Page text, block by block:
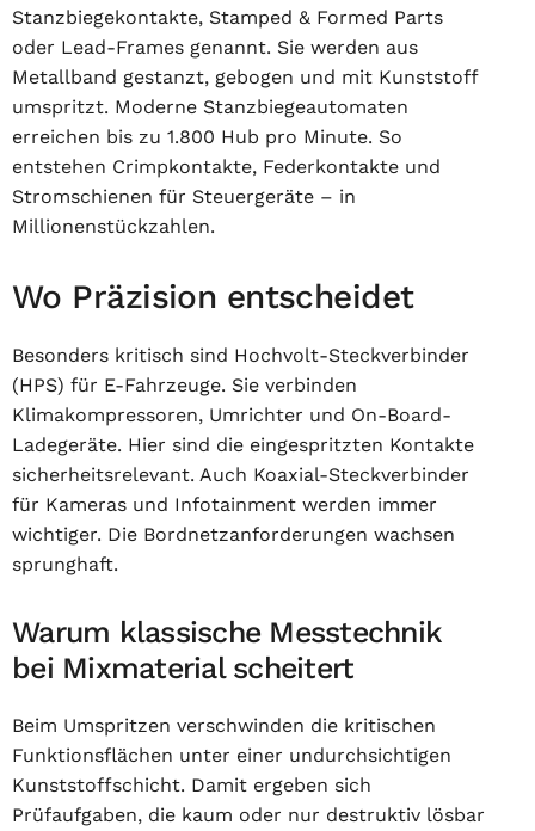
Stanzbiegekontakte, Stamped & Formed Parts
oder Lead-Frames genannt. Sie werden aus
Metallband gestanzt, gebogen und mit Kunststoff
umspritzt. Moderne Stanzbiegeautomaten
erreichen bis zu 1.800 Hub pro Minute. So
entstehen Crimpkontakte, Federkontakte und
Stromschienen für Steuergeräte – in
Millionenstückzahlen.
Wo Präzision entscheidet
Besonders kritisch sind Hochvolt-Steckverbinder
(HPS) für E-Fahrzeuge. Sie verbinden
Klimakompressoren, Umrichter und On-Board-
Ladegeräte. Hier sind die eingespritzten Kontakte
sicherheitsrelevant. Auch Koaxial-Steckverbinder
für Kameras und Infotainment werden immer
wichtiger. Die Bordnetzanforderungen wachsen
sprunghaft.
Warum klassische Messtechnik
bei Mixmaterial scheitert
Beim Umspritzen verschwinden die kritischen
Funktionsflächen unter einer undurchsichtigen
Kunststoffschicht. Damit ergeben sich
Prüfaufgaben, die kaum oder nur destruktiv lösbar